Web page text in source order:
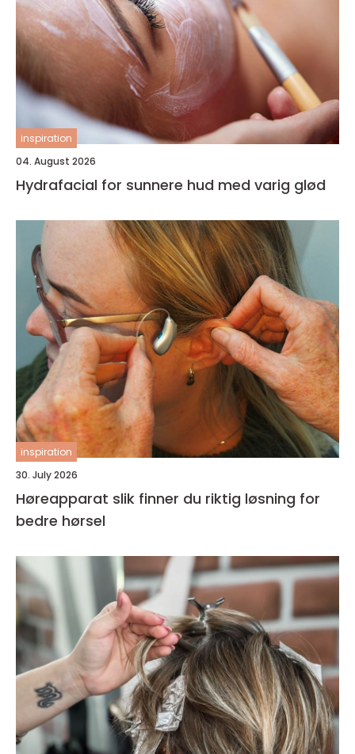
inspiration
04. August 2026
Hydrafacial for sunnere hud med varig glød
inspiration
30. July 2026
Høreapparat slik finner du riktig løsning for
bedre hørsel